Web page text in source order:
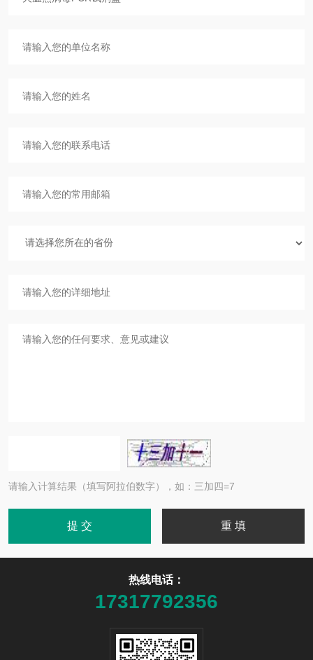
请输入计算结果（填写阿拉伯数字），如：三加四=7
热线电话：
17317792356